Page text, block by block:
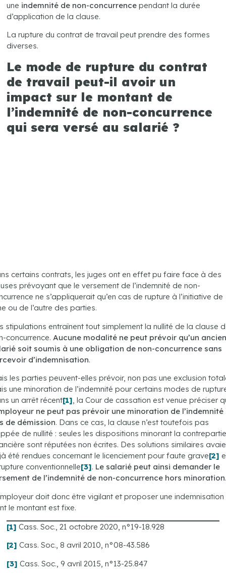
une indemnité de non-concurrence pendant la durée
d’application de la clause.
La rupture du contrat de travail peut prendre des formes
diverses.
Le mode de rupture du contrat
de travail peut-il avoir un
impact sur le montant de
l’indemnité de non-concurrence
qui sera versé au salarié ?
certains contrats, les juges ont en effet pu faire face à des
prévoyant que le versement de l’indemnité de non-
ne s’appliquerait qu’en cas de rupture à l’initiative de
ou de l’autre des parties.
stipulations entraînent tout simplement la nullité de la clause
concurrence. Aucune modalité ne peut prévoir qu’un ancien
soit soumis à une obligation de non-concurrence sans
d’indemnisation.
les parties peuvent-elles prévoir, non pas une exclusion
une minoration de l’indemnité pour certains modes de
un arrêt récent[1], la Cour de cassation est venue préciser
ne peut pas prévoir une minoration de l’indemnité
de démission. Dans ce cas, la clause n’est toutefois pas
de nullité : seules les dispositions minorant la contrepartie
sont réputées non écrites. Des solutions similaires
été rendues concernant le licenciement pour faute grave[2]
conventionnelle[3]. Le salarié peut ainsi demander le
de l’indemnité de non-concurrence hors minoration.
doit donc être vigilant et proposer une indemnisation
le montant est fixe.
[1] Cass. Soc., 21 octobre 2020, n°19-18.928
[2] Cass. Soc., 8 avril 2010, n°08-43.586
[3] Cass. Soc., 9 avril 2015, n°13-25.847